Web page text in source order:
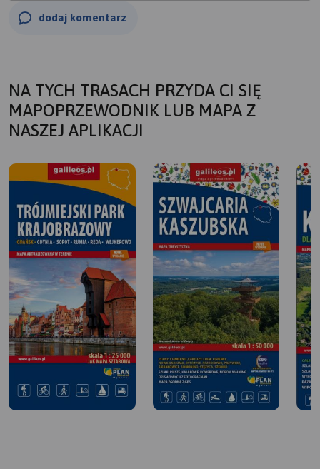
dodaj komentarz
NA TYCH TRASACH PRZYDA CI SIĘ
MAPOPRZEWODNIK LUB MAPA Z
NASZEJ APLIKACJI